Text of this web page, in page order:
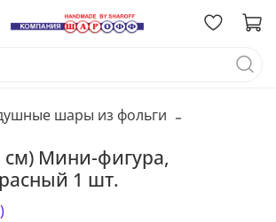
шары из фольги
Мини-фигура,
1 шт.